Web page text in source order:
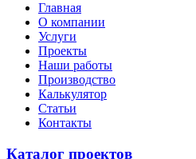
Главная
О компании
Услуги
Проекты
Наши работы
Производство
Калькулятор
Статьи
Контакты
Каталог проектов